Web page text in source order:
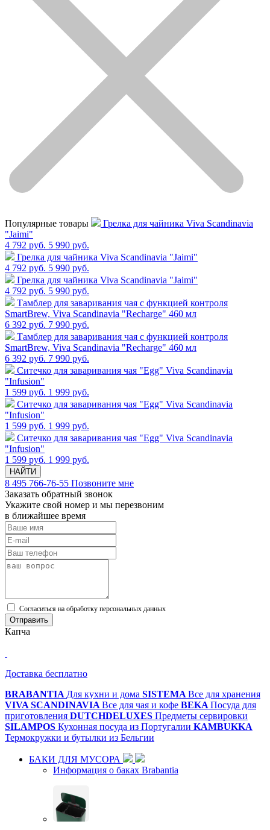
Популярные товары
Грелка для чайника Viva Scandinavia
"Jaimi"
4 792 руб. 5 990 руб.
Грелка для чайника Viva Scandinavia "Jaimi"
4 792 руб. 5 990 руб.
Грелка для чайника Viva Scandinavia "Jaimi"
4 792 руб. 5 990 руб.
Тамблер для заваривания чая с функцией контроля
SmartBrew, Viva Scandinavia "Recharge" 460 мл
6 392 руб. 7 990 руб.
Тамблер для заваривания чая с функцией контроля
SmartBrew, Viva Scandinavia "Recharge" 460 мл
6 392 руб. 7 990 руб.
Cитечко для заваривания чая "Egg" Viva Scandinavia
"Infusion"
1 599 руб. 1 999 руб.
Cитечко для заваривания чая "Egg" Viva Scandinavia
"Infusion"
1 599 руб. 1 999 руб.
Cитечко для заваривания чая "Egg" Viva Scandinavia
"Infusion"
1 599 руб. 1 999 руб.
НАЙТИ
8 495 766-76-55 Позвоните мне
Заказать обратный звонок
Укажите свой номер и мы перезвоним
в ближайшее время
Cогласиться на обработку персональных данных
Отправить
Капча
Доставка бесплатно
BRABANTIA Для кухни и дома SISTEMA Все для хранения
VIVA SCANDINAVIA Все для чая и кофе BEKA Посуда для
приготовления DUTCHDELUXES Предметы сервировки
SILAMPOS Кухонная посуда из Португалии KAMBUKKA
Термокружки и бутылки из Бельгии
БАКИ ДЛЯ МУСОРА
Информация о баках Brabantia